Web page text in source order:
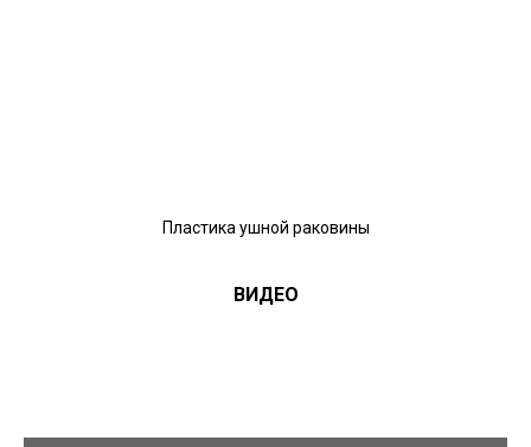
Пластика ушной раковины
ВИДЕО